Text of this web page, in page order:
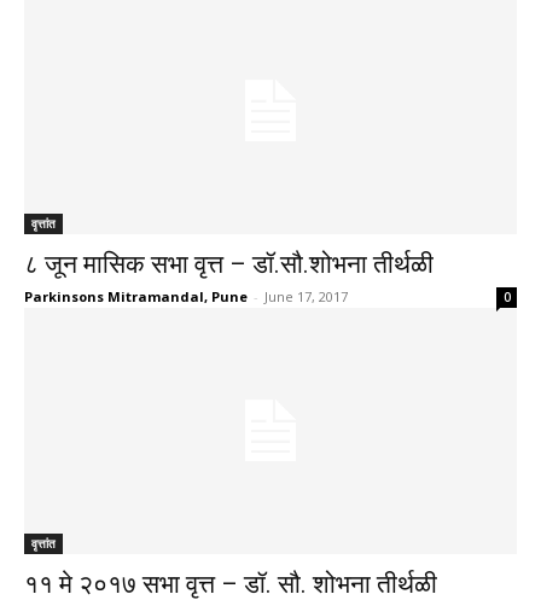
वृत्तांत
८ जून मासिक सभा वृत्त – डॉ.सौ.शोभना तीर्थळी
Parkinsons Mitramandal, Pune - June 17, 2017 0
वृत्तांत
११ मे २०१७ सभा वृत्त – डॉ. सौ. शोभना तीर्थळी